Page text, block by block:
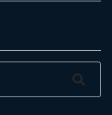
Pesquisar